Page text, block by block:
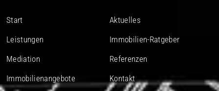
Start
Aktuelles
Leistungen
Immobilien-Ratgeber
Mediation
Referenzen
Immobilienangebote
Kontakt